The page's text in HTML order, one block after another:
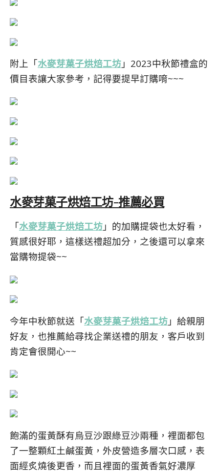
附上 「水麥芽菓子烘焙工坊 」 2023中秋節禮盒的
價目表讓大家參考，記得要提早訂購唷~~~
水麥芽菓子烘焙工坊-推薦必買
「水麥芽菓子烘焙工坊 」的加購提袋也太好看，
質感很好耶，這樣送禮超加分，之後還可以拿來
當購物提袋~~
今年中秋節就送「水麥芽菓子烘焙工坊 」給親朋
好友，也推薦給尋找企業送禮的朋友，客戶收到
肯定會很開心~~
飽滿的蛋黃酥有烏豆沙跟綠豆沙兩種，裡面都包
了一整顆紅土鹹蛋黃，外皮營造多層次口感，表
面經炙燒後更香，而且裡面的蛋黃香氣好濃厚